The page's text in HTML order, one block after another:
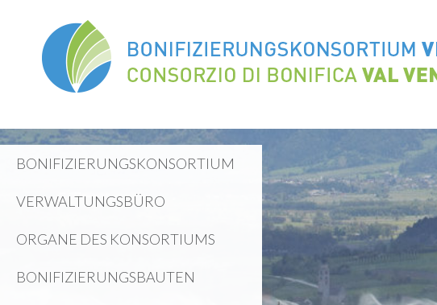
BONIFIZIERUNGSKONSORTIUM
VERWALTUNGSBÜRO
ORGANE DES KONSORTIUMS
BONIFIZIERUNGSBAUTEN